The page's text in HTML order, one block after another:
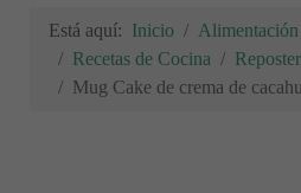
Está aquí: Inicio
Recetas de Cocina
Mug Cake de crema de